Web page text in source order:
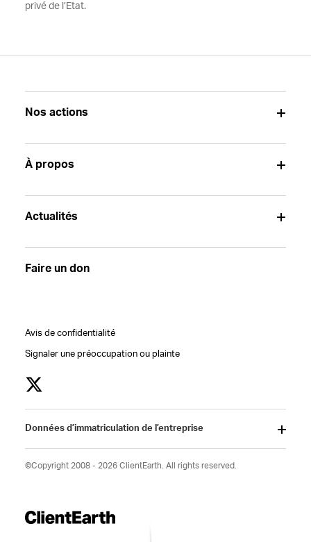
privé de l’Etat.
Nos actions
À propos
Actualités
Faire un don
Avis de confidentialité
Signaler une préoccupation ou plainte
Données d’immatriculation de l’entreprise
©Copyright 2008 - 2026 ClientEarth. All rights reserved.